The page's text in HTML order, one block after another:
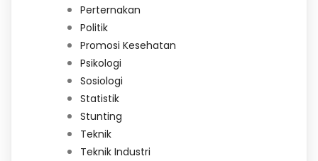
Perternakan
Politik
Promosi Kesehatan
Psikologi
Sosiologi
Statistik
Stunting
Teknik
Teknik Industri